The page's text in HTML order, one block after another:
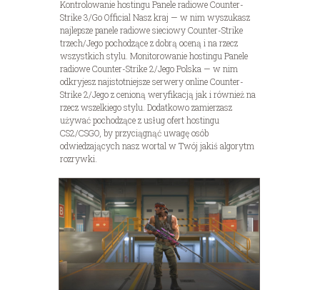
Kontrolowanie hostingu Panele radiowe Counter-
Strike 3/Go Official Nasz kraj — w nim wyszukasz
najlepsze panele radiowe sieciowy Counter-Strike
trzech/Jego pochodzące z dobrą oceną i na rzecz
wszystkich stylu. Monitorowanie hostingu Panele
radiowe Counter-Strike 2/Jego Polska — w nim
odkryjesz najistotniejsze serwery online Counter-
Strike 2/Jego z cenioną weryfikacją jak i również na
rzecz wszelkiego stylu. Dodatkowo zamierzasz
używać pochodzące z usług ofert hostingu
CS2/CSGO, by przyciągnąć uwagę osób
odwiedzających nasz wortal w Twój jakiś algorytm
rozrywki.